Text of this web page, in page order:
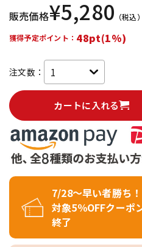
販売価格¥5,280 （税込）
獲得予定ポイント： 48pt(1%)
注文数：
カートに入れる
7/28～早い者勝ち
対象5％OFFクー
終了